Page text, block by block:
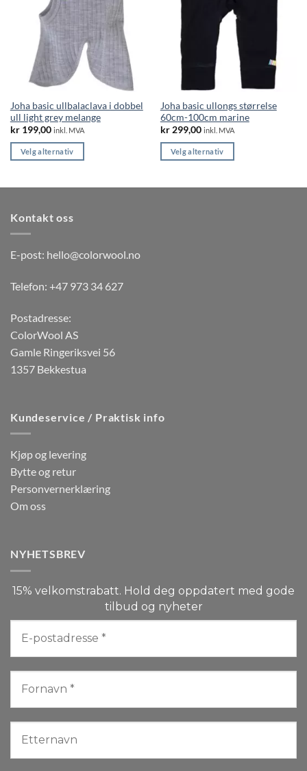
produktsiden
velges
produktsiden
Joha basic ullbalaclava i dobbel
ull light grey melange
kr199,00 inkl. MVA
Velg alternativ
varianter.
kan
på
Joha basic ullongs størrelse
60cm-100cm marine
kr299,00 inkl. MVA
Velg alternativ
Kontakt oss
E-post: hello@colorwool.no
Telefon: +47 973 34 627
Postadresse:
ColorWool AS
Gamle Ringeriksvei 56
1357 Bekkestua
Kundeservice / Praktisk info
Kjøp og levering
Bytte og retur
Personvernerklæring
Om oss
NYHETSBREV
15% velkomstrabatt. Hold deg oppdatert med gode
tilbud og nyheter